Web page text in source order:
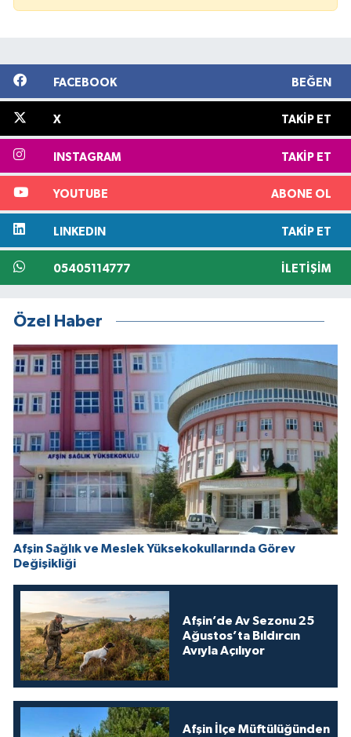
FACEBOOK BEĞEN
X TAKIP ET
INSTAGRAM TAKIP ET
YOUTUBE ABONE OL
LINKEDIN TAKIP ET
05405114777 İLETIŞIM
Özel Haber
Afşin Sağlık ve Meslek Yüksekokullarında Görev
Değişikliği
Afşin’de Av Sezonu 25
Ağustos’ta Bıldırcın
Avıyla Açılıyor
Afşin İlçe Müftülüğünden